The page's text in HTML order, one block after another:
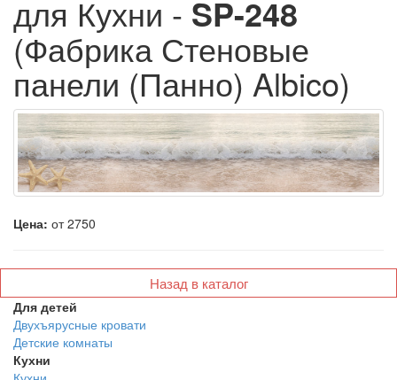
для Кухни - SP-248
(Фабрика Стеновые
панели (Панно) Albico)
Цена: от 2750
Назад в каталог
Для детей
Двухъярусные кровати
Детские комнаты
Кухни